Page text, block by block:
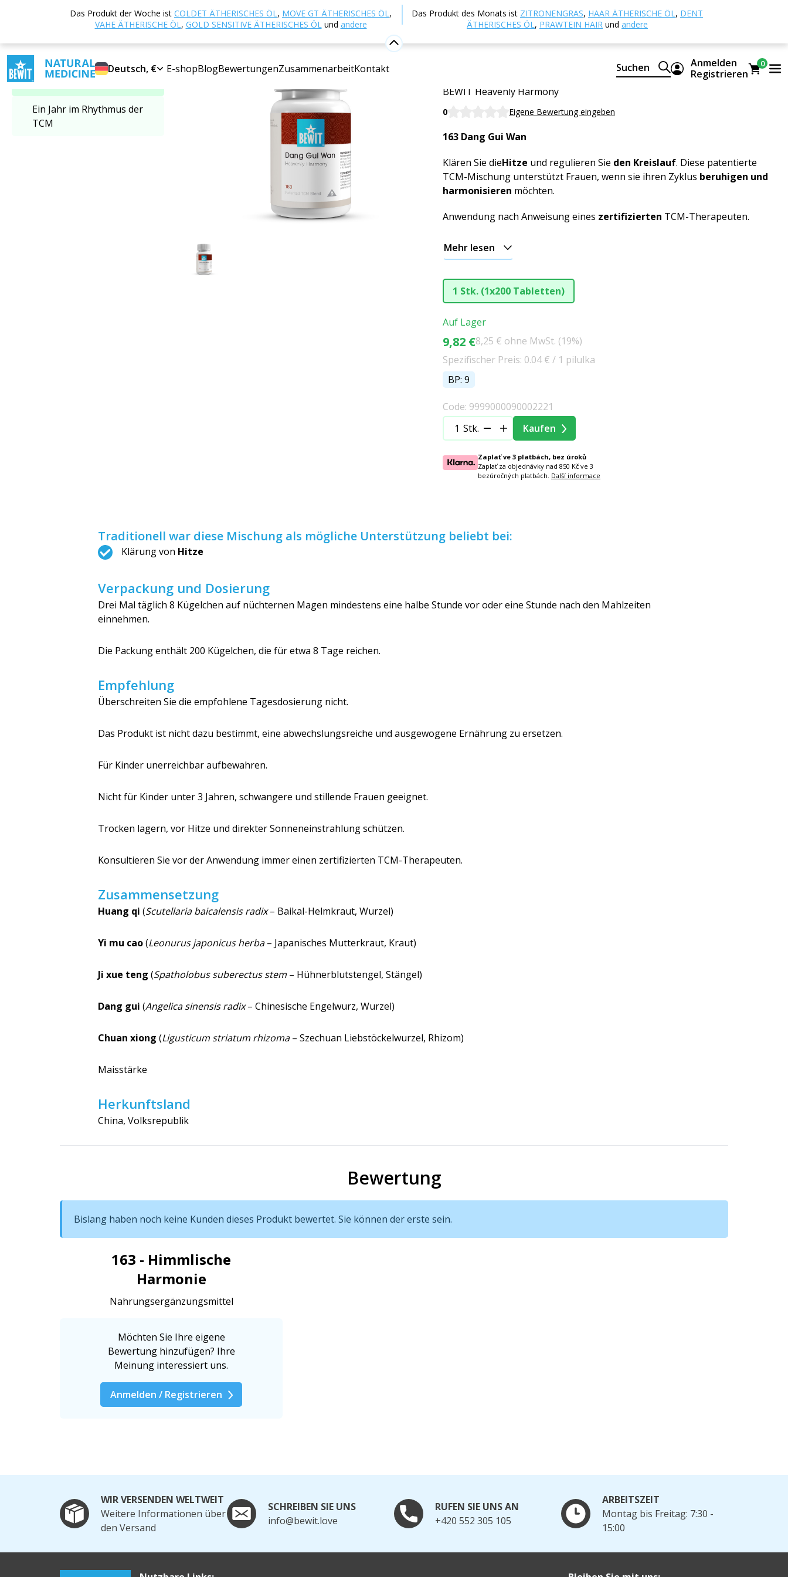
Das Produkt der Woche ist COLDET ÄTHERISCHES ÖL, MOVE GT ÄTHERISCHES ÖL,
VAHE ÄTHERISCHE ÖL, GOLD SENSITIVE ÄTHERISCHES ÖLund andere
Das Produkt des Monats ist ZITRONENGRAS, HAAR ÄTHERISCHE ÖL, DENT
ÄTHERISCHES ÖL, PRAWTEIN HAIR und andere
Deutsch, € E-shopBlogBewertungenZusammenarbeitKontakt Suchen
Anmelden
Registrieren
0
Kategorie auswählen
TCM - Traditionelle
Chinesische Medizin
Ein Jahr im Rhythmus der
TCM
Startseite Ernährung und Nahrungsergänzungsmittel TCM - Traditionelle Chinesische Medizin
Himmlische Harmonie
163 - Himmlische Harmonie
BEWIT Heavenly Harmony
0 Eigene Bewertung eingeben
163 Dang Gui Wan
Klären Sie dieHitze und regulieren Sie den Kreislauf. Diese patentierte
TCM-Mischung unterstützt Frauen, wenn sie ihren Zyklus beruhigen und
harmonisieren möchten.
Anwendung nach Anweisung eines zertifizierten TCM-Therapeuten.
Mehr lesen
1 Stk. (1x200 Tabletten)
Auf Lager
9,82 €8,25 € ohne MwSt. (19%)
Spezifischer Preis: 0.04 € / 1 pilulka
BP: 9
Code: 9999000090002221
Stk.
Kaufen
Zaplať ve 3 platbách, bez úroků
Zaplať za objednávky nad 850 Kč ve 3
bezúročných platbách. Další informace
Traditionell war diese Mischung als mögliche Unterstützung beliebt bei:
Klärung von Hitze
Verpackung und Dosierung
Drei Mal täglich 8 Kügelchen auf nüchternen Magen mindestens eine halbe Stunde vor oder eine Stunde nach den Mahlzeiten
einnehmen.
Die Packung enthält 200 Kügelchen, die für etwa 8 Tage reichen.
Empfehlung
Überschreiten Sie die empfohlene Tagesdosierung nicht.
Das Produkt ist nicht dazu bestimmt, eine abwechslungsreiche und ausgewogene Ernährung zu ersetzen.
Für Kinder unerreichbar aufbewahren.
Nicht für Kinder unter 3 Jahren, schwangere und stillende Frauen geeignet.
Trocken lagern, vor Hitze und direkter Sonneneinstrahlung schützen.
Konsultieren Sie vor der Anwendung immer einen zertifizierten TCM-Therapeuten.
Zusammensetzung
Huang qi (Scutellaria baicalensis radix– Baikal-Helmkraut, Wurzel)
Yi mu cao(Leonurus japonicus herba– Japanisches Mutterkraut, Kraut)
Ji xue teng (Spatholobus suberectus stem – Hühnerblutstengel, Stängel)
Dang gui (Angelica sinensis radix– Chinesische Engelwurz, Wurzel)
Chuan xiong (Ligusticum striatum rhizoma– Szechuan Liebstöckelwurzel, Rhizom)
Maisstärke
Herkunftsland
China, Volksrepublik
Bewertung
Bislang haben noch keine Kunden dieses Produkt bewertet. Sie können der erste sein.
163 - Himmlische
Harmonie
Nahrungsergänzungsmittel
Möchten Sie Ihre eigene
Bewertung hinzufügen? Ihre
Meinung interessiert uns.
Anmelden / Registrieren
WIR VERSENDEN WELTWEIT
Weitere Informationen über
den Versand
SCHREIBEN SIE UNS
info@bewit.love
RUFEN SIE UNS AN
+420 552 305 105
ARBEITSZEIT
Montag bis Freitag: 7:30 -
15:00